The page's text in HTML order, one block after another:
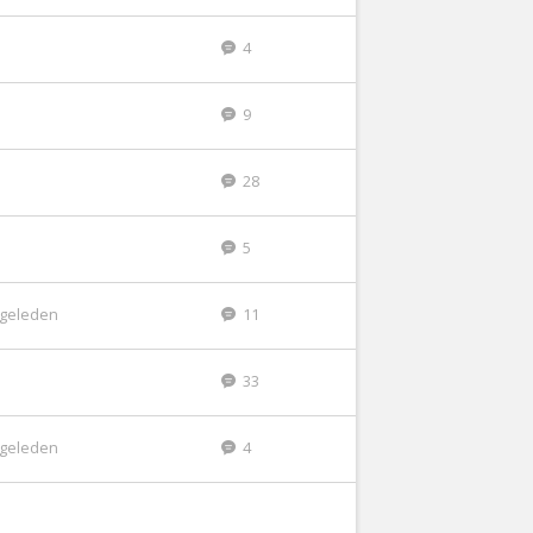
4
9
28
5
11
33
4